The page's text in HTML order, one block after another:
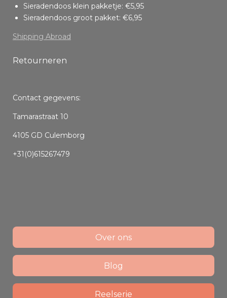
Sieradendoos klein pakketje: €5,95
Sieradendoos groot pakket: €6,95
Shipping Abroad
Retourneren
Contact gegevens:
Tamarastraat 10
4105 GD Culemborg
+31(0)615267479
Over ons
Blog
Reelserie